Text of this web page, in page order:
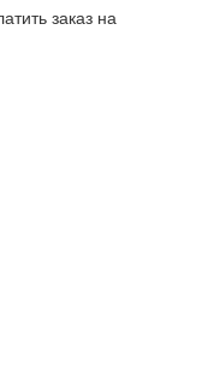
заказ на